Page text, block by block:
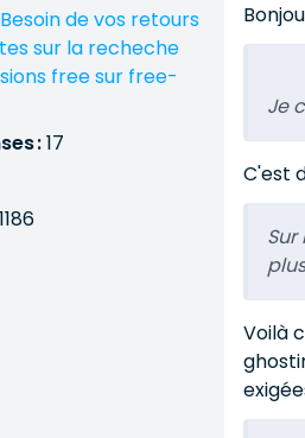
Besoin de vos retours
sur la recheche
free sur free-
:17
1186
Je
C'est
Voilà